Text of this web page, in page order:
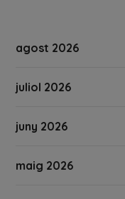
agost 2026
juliol 2026
juny 2026
maig 2026